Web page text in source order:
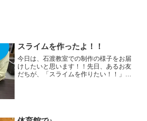
スライムを作ったよ！！
今日は、石渡教室での制作の様子をお届
けしたいと思います！！先日、あるお友
だちが、「スライムを作りたい！！」と